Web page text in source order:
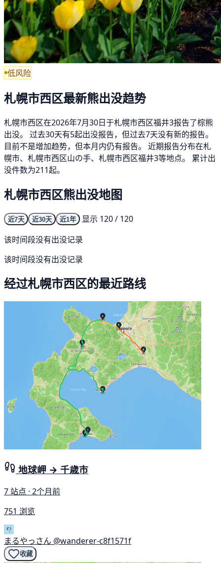
低风险
札幌市西区最新熊出没趋势
札幌市西区在2026年7月30日于札幌市西区福井3报告了棕熊
出没。 过去30天有5起出没报告，但过去7天没有新的报告。
目前不是增加趋势，但本月内仍有报告。 近期报告分布在札
幌市、札幌市西区山の手、札幌市西区福井3等地点。 累计出
没件数为211起。
札幌市西区熊出没地图
近7天 近30天 近1年
显示 120 / 120
该时间段没有出没记录
该时间段没有出没记录
经过札幌市西区的最近路线
地球岬 → 千歳市
7 站点 · 2个月前
751 浏览
まるやっさん @wanderer-c8f1571f
收藏